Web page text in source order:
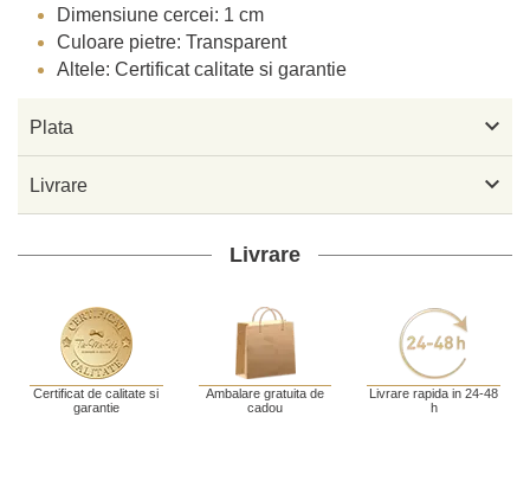
Dimensiune cercei: 1 cm
Culoare pietre: Transparent
Altele: Certificat calitate si garantie
Plata 
Livrare 
Livrare
Certificat de calitate si
garantie
Ambalare gratuita de
cadou
Livrare rapida in 24-48
h